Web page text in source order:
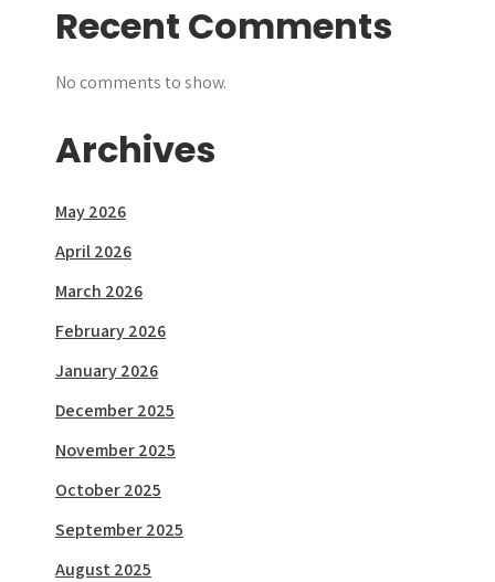
Recent Comments
No comments to show.
Archives
May 2026
April 2026
March 2026
February 2026
January 2026
December 2025
November 2025
October 2025
September 2025
August 2025